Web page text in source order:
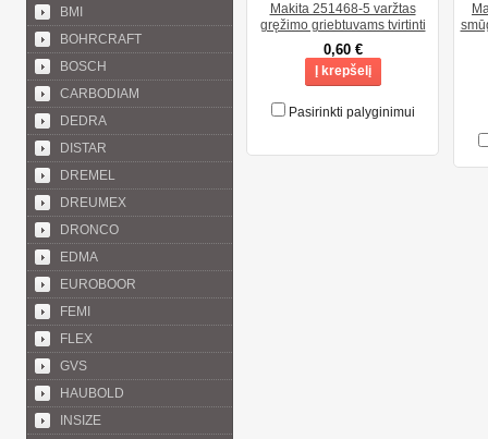
BMI
BOHRCRAFT
BOSCH
CARBODIAM
DEDRA
DISTAR
DREMEL
DREUMEX
DRONCO
EDMA
EUROBOOR
FEMI
FLEX
GVS
HAUBOLD
INSIZE
Makita 251468-5 varžtas
gręžimo griebtuvams tvirtinti
0,60 €
Į krepšelį
Pasirinkti palyginimui